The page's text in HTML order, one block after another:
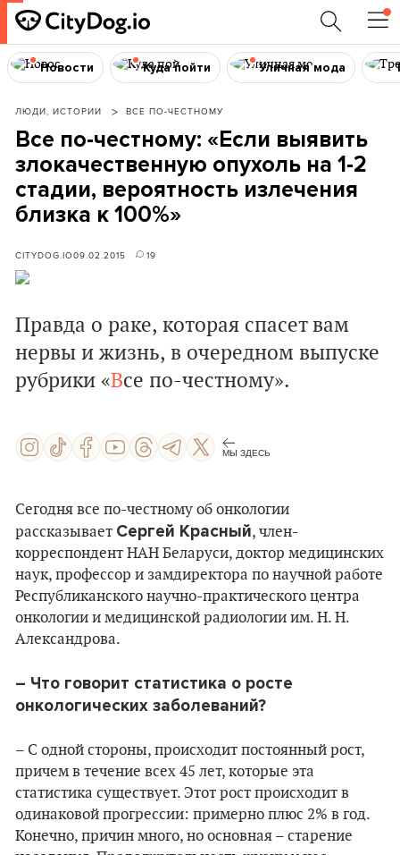
Новости Куда пойти Уличная мода
ЛЮДИ, ИСТОРИИ ВСЕ ПО-ЧЕСТНОМУ
Все по-честному: «Если выявить
злокачественную опухоль на 1-2
стадии, вероятность излечения
близка к 100%»
CITYDOG.IO09.02.2015 19
Правда о раке, которая спасет вам
нервы и жизнь, в очередном выпуске
рубрики «Все по-честному».
МЫ ЗДЕСЬ
Сегодня все по-честному об онкологии
рассказывает Сергей Красный, член-
корреспондент НАН Беларуси, доктор медицинских
наук, профессор и замдиректора по научной работе
Республиканского научно-практического центра
онкологии и медицинской радиологии им. Н. Н.
Александрова.
– Что говорит статистика о росте
онкологических заболеваний?
– С одной стороны, происходит постоянный рост,
причем в течение всех 45 лет, которые эта
статистика существует. Этот рост происходит в
одинаковой прогрессии: примерно плюс 2% в год.
Конечно, причин много, но основная – старение